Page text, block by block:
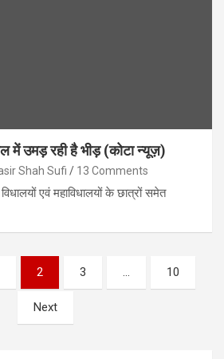
में उमड़ रही है भीड़ (कोटा न्यूज़)
Shah Sufi 13 Comments
एवं महाविधालयों के छात्रों समेत
2 3 … 10
Next